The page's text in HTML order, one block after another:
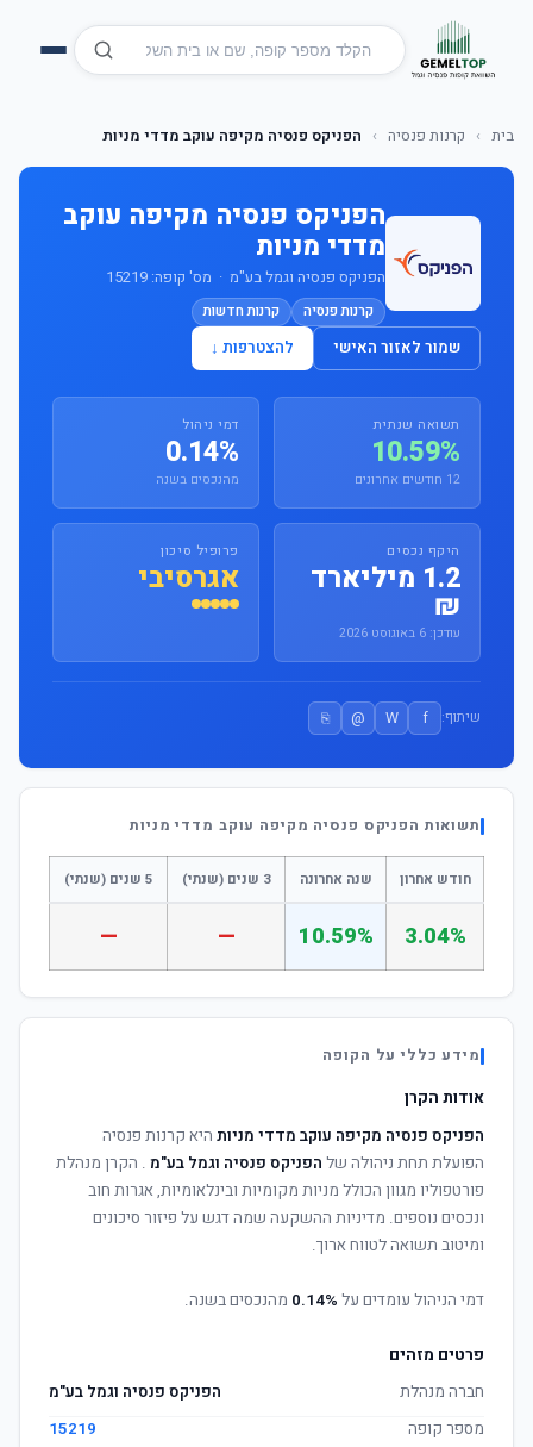
בית › קרנות פנסיה › הפניקס פנסיה מקיפה עוקב מדדי מניות
הפניקס פנסיה מקיפה עוקב
מדדי מניות
הפניקס פנסיה וגמל בע"מ · מס' קופה: 15219
קרנות פנסיה קרנות חדשות
שמור לאזור האישי להצטרפות ↓
תשואה שנתית
10.59%
12 חודשים אחרונים
דמי ניהול
0.14%
מהנכסים בשנה
היקף נכסים
1.2 מיליארד
₪
עודכן: 6 באוגוסט 2026
פרופיל סיכון
אגרסיבי
שיתוף: f
W
@
⎘
תשואות הפניקס פנסיה מקיפה עוקב מדדי מניות
חודש אחרון שנה אחרונה 3 שנים (שנתי) 5 שנים (שנתי)
3.04%
10.59%
—
—
מידע כללי על הקופה
אודות הקרן
הפניקס פנסיה מקיפה עוקב מדדי מניות היא קרנות פנסיה
הפועלת תחת ניהולה של הפניקס פנסיה וגמל בע"מ . הקרן מנהלת
פורטפוליו מגוון הכולל מניות מקומיות ובינלאומיות, אגרות חוב
ונכסים נוספים. מדיניות ההשקעה שמה דגש על פיזור סיכונים
ומיטוב תשואה לטווח ארוך.
דמי הניהול עומדים על 0.14% מהנכסים בשנה.
פרטים מזהים
חברה מנהלת
הפניקס פנסיה וגמל בע"מ
מספר קופה
15219